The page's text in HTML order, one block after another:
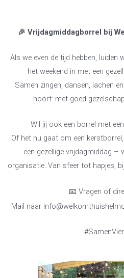
🎉 Vrijdagmiddagborrel bij
Als we even de tijd hebben, luiden
het weekend in met een
Samen zingen, dansen, lachen
hoort: met goed gezelschap
Wil jij ook een borrel met
Of het nu gaat om een
een gezellige vrijdagmiddag –
organisatie. Van sfeer tot hapjes,
📧 Vragen of
Mail naar